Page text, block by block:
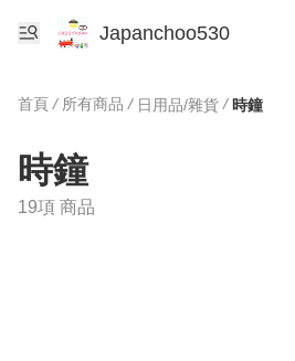
Japanchoo530
首頁 / 所有商品 / 日用品/雜貨 / 時鐘
時鐘
19項 商品